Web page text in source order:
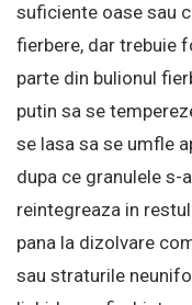
suficiente oase sau
fierbere, dar trebuie
parte din bulionul
putin sa se
se lasa sa se umfle
dupa ce granulele s-
reintegreaza in
pana la dizolvare
sau straturile